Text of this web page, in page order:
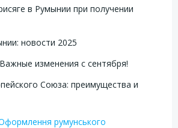
в Румынии при получении
новости 2025
изменения с сентября!
Союза: преимущества и
румунського